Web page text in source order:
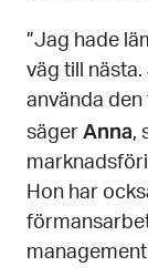
”Jag hade
väg till
använda
säger Anna,
Hon har